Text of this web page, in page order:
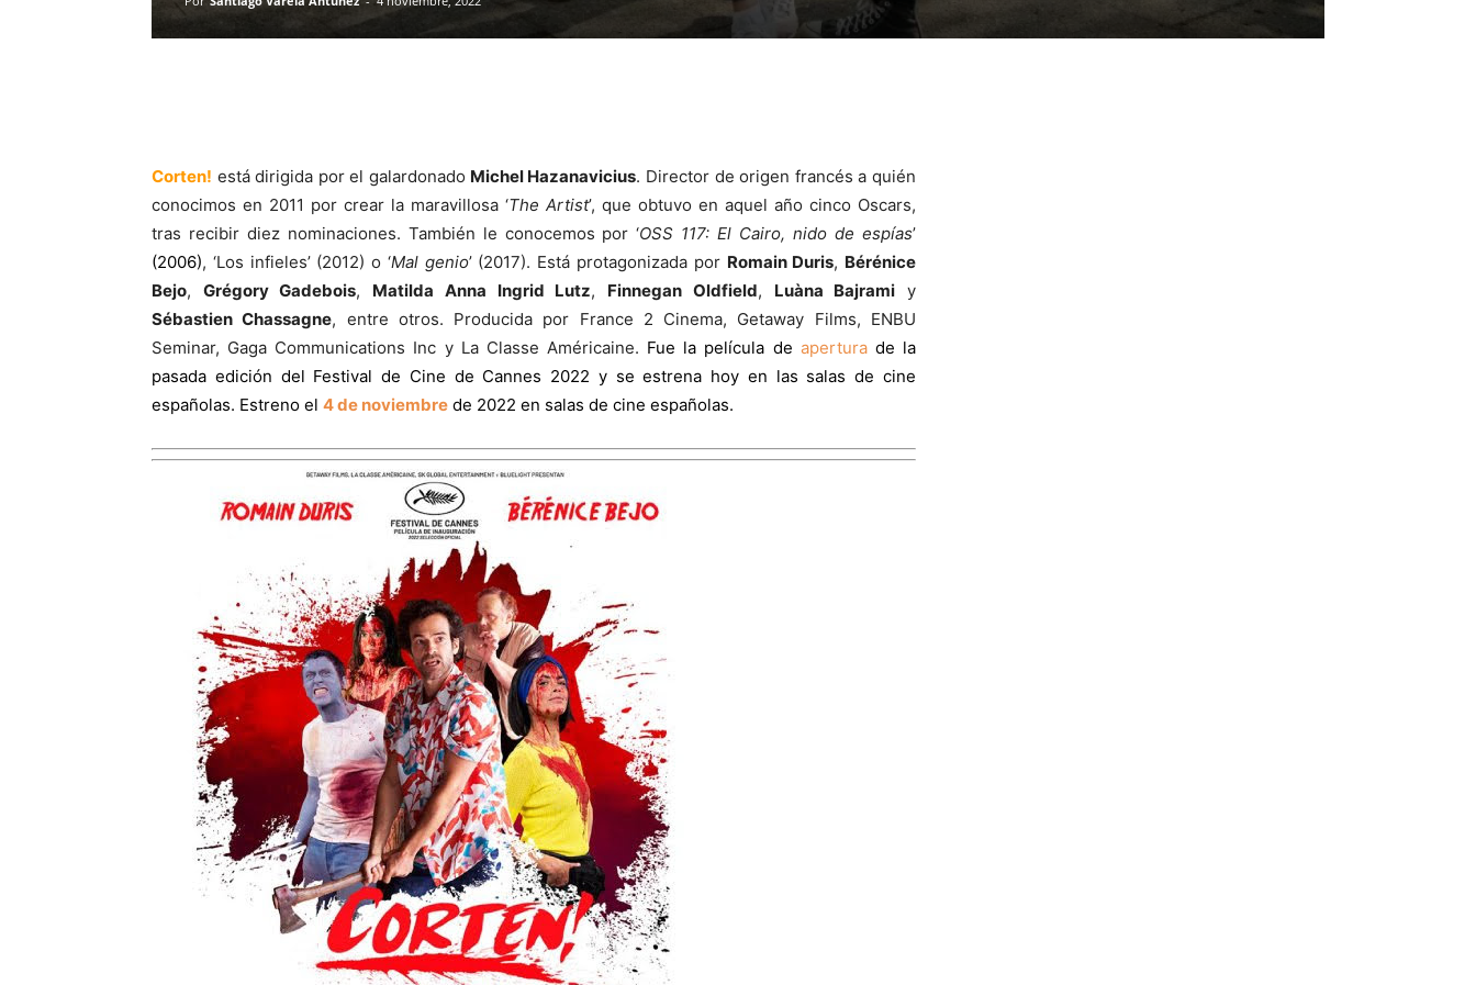
Corten! está dirigida por el galardonado Michel Hazanavicius. Director de origen francés a quién
conocimos en 2011 por crear la maravillosa ‘The Artist’, que obtuvo en aquel año cinco Oscars,
tras recibir diez nominaciones. También le conocemos por ‘OSS 117: El Cairo, nido de espías’
(2006), ‘Los infieles’ (2012) o ‘Mal genio’ (2017). Está protagonizada por Romain Duris, Bérénice
Bejo, Grégory Gadebois, Matilda Anna Ingrid Lutz, Finnegan Oldfield, Luàna Bajrami y
Sébastien Chassagne, entre otros. Producida por France 2 Cinema, Getaway Films, ENBU
Seminar, Gaga Communications Inc y La Classe Américaine. Fue la película de aperturade la
pasada edición del Festival de Cine de Cannes 2022 y se estrena hoy en las salas de cine
españolas. Estreno el 4 de noviembre de 2022 en salas de cine españolas.